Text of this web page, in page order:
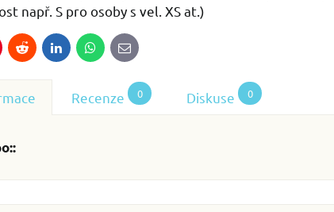
např. S pro osoby s vel. XS at.)
Reddit LinkedInWhatsApp
E-
mail
Recenze 0 Diskuse 0